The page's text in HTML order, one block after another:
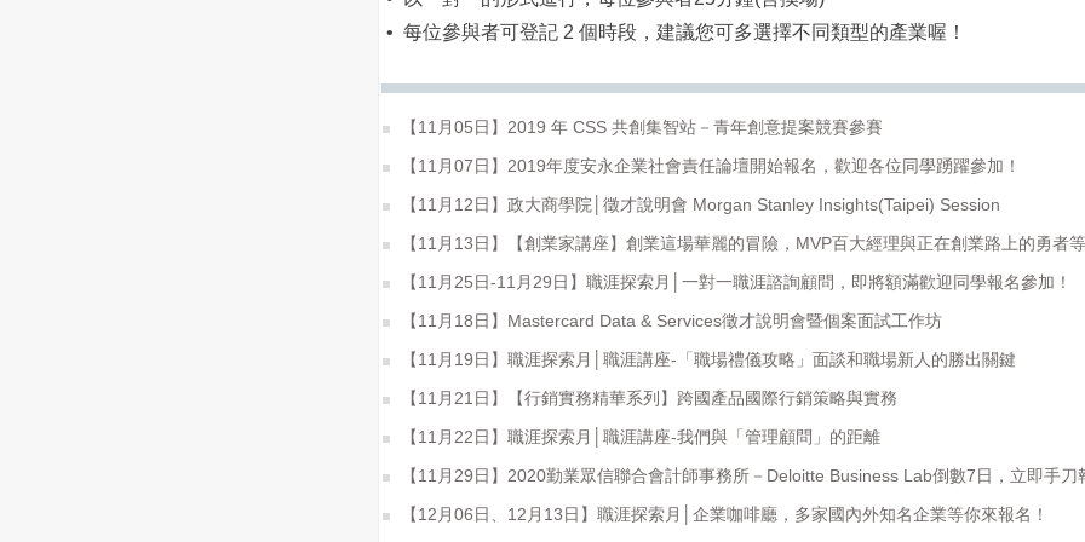
• 每位參與者可登記 2 個時段，建議您可多選擇不同類型的產業喔！
【11月05日】2019 年 CSS 共創集智站－青年創意提案競賽參賽
【11月07日】2019年度安永企業社會責任論壇開始報名，歡迎各位同學踴躍參加！
【11月12日】政大商學院│徵才說明會 Morgan Stanley Insights(Taipei) Session
【11月13日】【創業家講座】創業這場華麗的冒險，MVP百大經理與正在創業路上的勇者
【11月25日-11月29日】職涯探索月│一對一職涯諮詢顧問，即將額滿歡迎同學報名參加！
【11月18日】Mastercard Data & Services徵才說明會暨個案面試工作坊
【11月19日】職涯探索月│職涯講座-「職場禮儀攻略」面談和職場新人的勝出關鍵
【11月21日】【行銷實務精華系列】跨國產品國際行銷策略與實務
【11月22日】職涯探索月│職涯講座-我們與「管理顧問」的距離
【11月29日】2020勤業眾信聯合會計師事務所－Deloitte Business Lab倒數7日，立即手刀
【12月06日、12月13日】職涯探索月│企業咖啡廳，多家國內外知名企業等你來報名！